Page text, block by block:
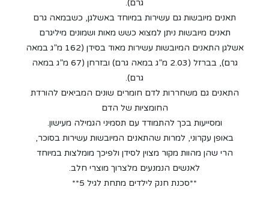
גרם).
תאנים מיובשות גם עשירות במיוחד באשלגן, כשבמאה גרם
תאנים מיובשות ניתן למצוא כשש מאות ושמונים מיליגרם
אשלגן התאנים המיובשות עשירות מאוד בסידן (162 מ”ג במאה
גרם), בברזל (2.03 מ”ג במאה גרם) ובזרחן (67 מ”ג במאה
גרם).
התאנים גם משחררות לדם חומרים שונים המביאים להורדת
החומציות של הדם
ומסייעות בכך להתמודד עם תסמיני הגמילה מעישון.
באופן עקרוני, למרות שהתאנים המיובשות עשירות בסוכר,
הרי שהן מהוות מקור מצוין לסידן ולפיכך מומלצות במיוחד
לאנשים הנמנעים מלצרוך מוצרי חלב.
**סכנת חנק לילדים מתחת לגיל 5**